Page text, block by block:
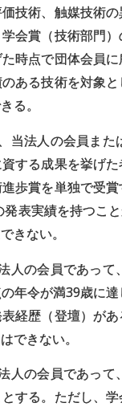
技術、触媒技術
会賞（技術部門
時点で団体会員
ある技術を対象
る。
法人の会員また
する成果を挙げ
歩賞を単独で受
発表実績を持つこ
きない。
の会員であって
年令が満39歳に
経歴（登壇）が
できない。
の会員であって
する。ただし、